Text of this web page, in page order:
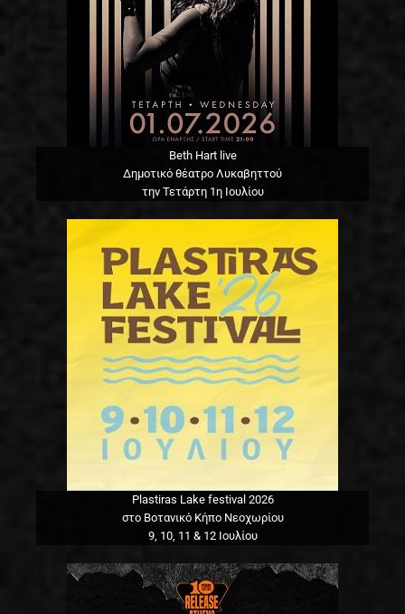
Beth Hart live
Δημοτικό θέατρο Λυκαβηττού
την Τετάρτη 1η Ιουλίου
Plastiras Lake festival 2026
στο Βοτανικό Κήπο Νεοχωρίου
9, 10, 11 & 12 Ιουλίου